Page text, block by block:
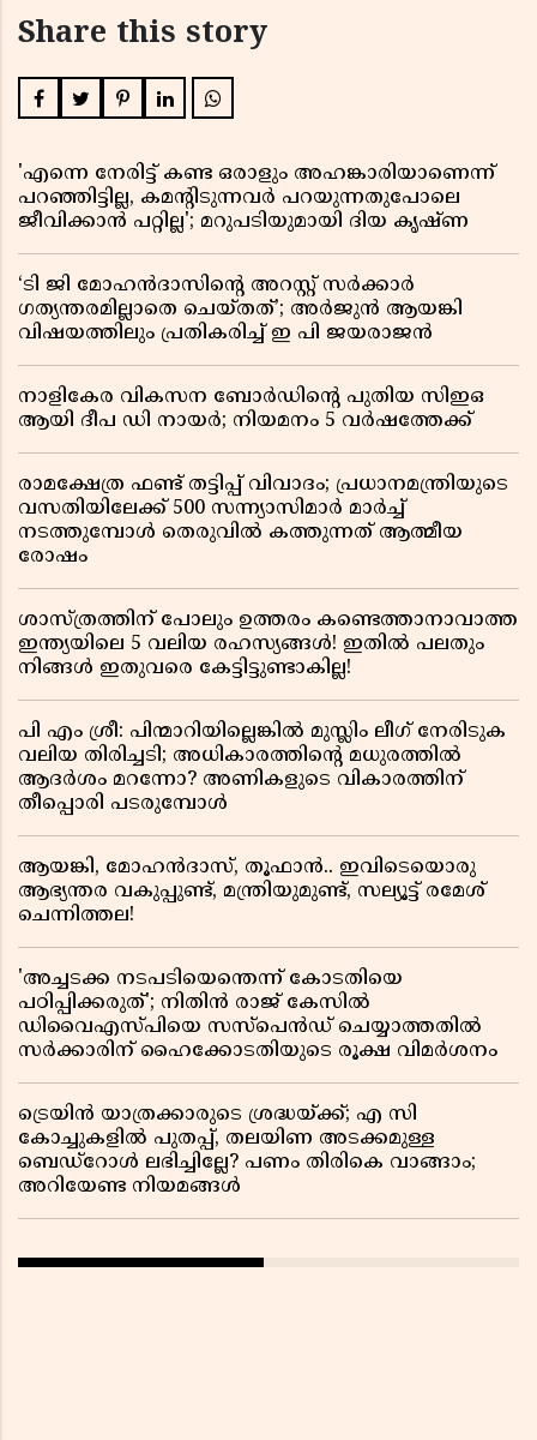
Share this story
'എന്നെ നേരിട്ട് കണ്ട ഒരാളും അഹങ്കാരിയാണെന്ന്
പറഞ്ഞിട്ടില്ല, കമൻ്റിടുന്നവർ പറയുന്നതുപോലെ
ജീവിക്കാൻ പറ്റില്ല'; മറുപടിയുമായി ദിയ കൃഷ്ണ
‘ടി ജി മോഹൻദാസിൻ്റെ അറസ്റ്റ് സർക്കാർ
ഗത്യന്തരമില്ലാതെ ചെയ്തത്’; അർജുൻ ആയങ്കി
വിഷയത്തിലും പ്രതികരിച്ച് ഇ പി ജയരാജൻ
നാളികേര വികസന ബോർഡിൻ്റെ പുതിയ സിഇഒ
ആയി ദീപ ഡി നായർ; നിയമനം 5 വർഷത്തേക്ക് ​​​​​​​
രാമക്ഷേത്ര ഫണ്ട് തട്ടിപ്പ് വിവാദം; പ്രധാനമന്ത്രിയുടെ
വസതിയിലേക്ക് 500 സന്ന്യാസിമാർ മാർച്ച്
നടത്തുമ്പോൾ തെരുവിൽ കത്തുന്നത് ആത്മീയ
രോഷം
ശാസ്ത്രത്തിന് പോലും ഉത്തരം കണ്ടെത്താനാവാത്ത
ഇന്ത്യയിലെ 5 വലിയ രഹസ്യങ്ങൾ! ഇതിൽ പലതും
നിങ്ങൾ ഇതുവരെ കേട്ടിട്ടുണ്ടാകില്ല!
പി എം ശ്രീ: പിന്മാറിയില്ലെങ്കിൽ മുസ്ലിം ലീഗ് നേരിടുക
വലിയ തിരിച്ചടി; അധികാരത്തിന്റെ മധുരത്തിൽ
ആദർശം മറന്നോ? അണികളുടെ വികാരത്തിന്
തീപ്പൊരി പടരുമ്പോൾ
ആയങ്കി, മോഹൻദാസ്, തൂഫാൻ.. ഇവിടെയൊരു
ആഭ്യന്തര വകുപ്പുണ്ട്, മന്ത്രിയുമുണ്ട്, സല്യൂട്ട് രമേശ്‌
ചെന്നിത്തല!
'അച്ചടക്ക നടപടിയെന്തെന്ന് കോടതിയെ
പഠിപ്പിക്കരുത്'; നിതിൻ രാജ് കേസിൽ
ഡിവൈഎസ്പിയെ സസ്പെൻഡ് ചെയ്യാത്തതിൽ
സർക്കാരിന് ഹൈക്കോടതിയുടെ രൂക്ഷ വിമർശനം
ട്രെയിൻ യാത്രക്കാരുടെ ശ്രദ്ധയ്ക്ക്; എ സി
കോച്ചുകളിൽ പുതപ്പ്, തലയിണ അടക്കമുള്ള
ബെഡ്റോൾ ലഭിച്ചില്ലേ? പണം തിരികെ വാങ്ങാം;
അറിയേണ്ട നിയമങ്ങൾ